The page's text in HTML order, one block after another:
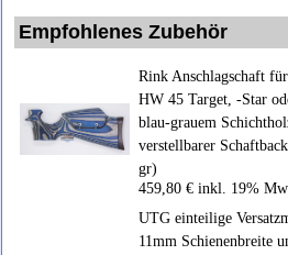
Empfohlenes Zubehör
Rink Anschlagschaft
HW 45 Target, -Star
blau-grauem
verstellbarer
gr)
459,80 € inkl. 19%
UTG einteilige
11mm Schienenbreite